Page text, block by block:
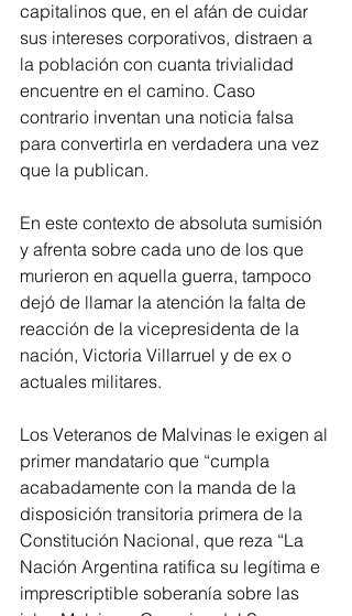
capitalinos que, en el afán de cuidar
sus intereses corporativos, distraen a
la población con cuanta trivialidad
encuentre en el camino. Caso
contrario inventan una noticia falsa
para convertirla en verdadera una vez
que la publican.
En este contexto de absoluta sumisión
y afrenta sobre cada uno de los que
murieron en aquella guerra, tampoco
dejó de llamar la atención la falta de
reacción de la vicepresidenta de la
nación, Victoria Villarruel y de ex o
actuales militares.
Los Veteranos de Malvinas le exigen al
primer mandatario que “cumpla
acabadamente con la manda de la
disposición transitoria primera de la
Constitución Nacional, que reza “La
Nación Argentina ratifica su legítima e
imprescriptible soberanía sobre las